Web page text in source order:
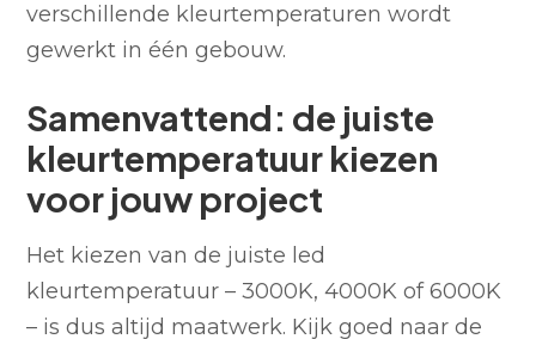
verschillende kleurtemperaturen wordt
gewerkt in één gebouw.
Samenvattend: de juiste
kleurtemperatuur kiezen
voor jouw project
Het kiezen van de juiste led
kleurtemperatuur – 3000K, 4000K of 6000K
– is dus altijd maatwerk. Kijk goed naar de